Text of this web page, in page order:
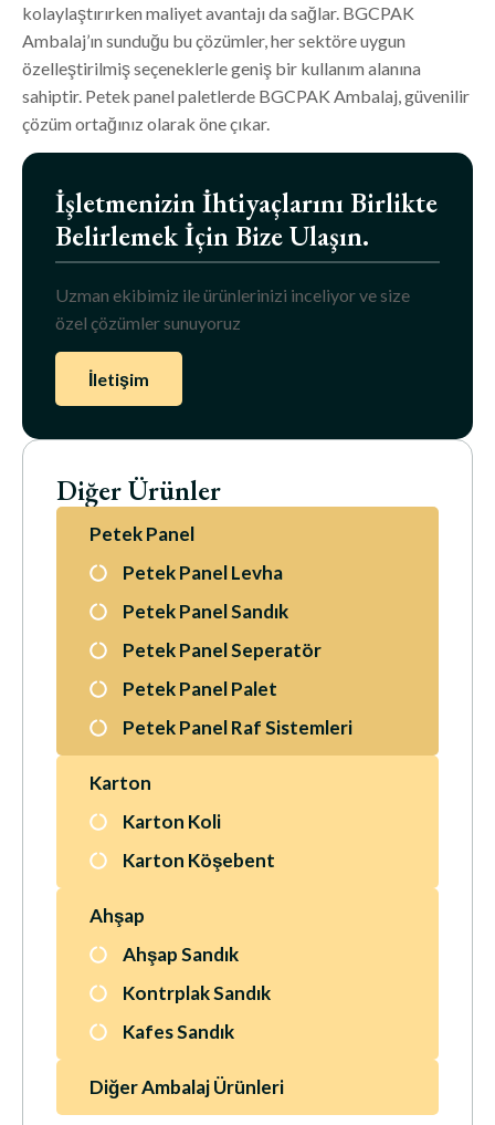
İşletmenizin İhtiyaçlarını Birlikte
Belirlemek İçin Bize Ulaşın.
Uzman ekibimiz ile ürünlerinizi inceliyor ve size
özel çözümler sunuyoruz
İletişim
Diğer Ürünler
Petek Panel
Petek Panel Levha
Petek Panel Sandık
Petek Panel Seperatör
Petek Panel Palet
Petek Panel Raf Sistemleri
Karton
Karton Koli
Karton Köşebent
Ahşap
Ahşap Sandık
Kontrplak Sandık
Kafes Sandık
Diğer Ambalaj Ürünleri
kolaylaştırırken maliyet avantajı da sağlar. BGCPAK
Ambalaj’ın sunduğu bu çözümler, her sektöre uygun
özelleştirilmiş seçeneklerle geniş bir kullanım alanına
sahiptir. Petek panel paletlerde BGCPAK Ambalaj, güvenilir
çözüm ortağınız olarak öne çıkar.